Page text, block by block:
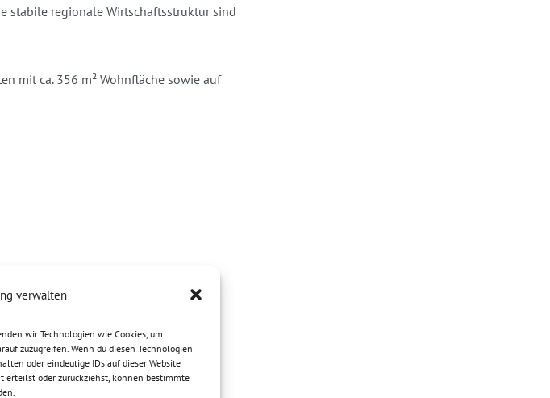
verwalten
wir Technologien wie Cookies, um
zuzugreifen. Wenn du diesen Technologien
oder eindeutige IDs auf dieser Website
oder zurückziehst, können bestimmte
stabile regionale Wirtschaftsstruktur sind
mit ca. 356 m² Wohnfläche sowie auf
Abstellräume, Balkon
zwei Abstellräume, Balkon